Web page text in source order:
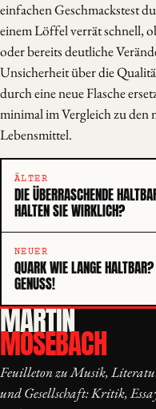
einfachen Geschmackstest
einem Löffel verrät schnell,
oder bereits deutliche
Unsicherheit über die
durch eine neue Flasche
minimal im Vergleich zu den
Lebensmittel.
ÄLTER
DIE ÜBERRASCHENDE
HALTEN SIE WIRKLICH?
NEUER
QUARK WIE LANGE
GENUSS!
MARTIN
MOSEBACH
Feuilleton zu Musik,
und Gesellschaft: Kritik,